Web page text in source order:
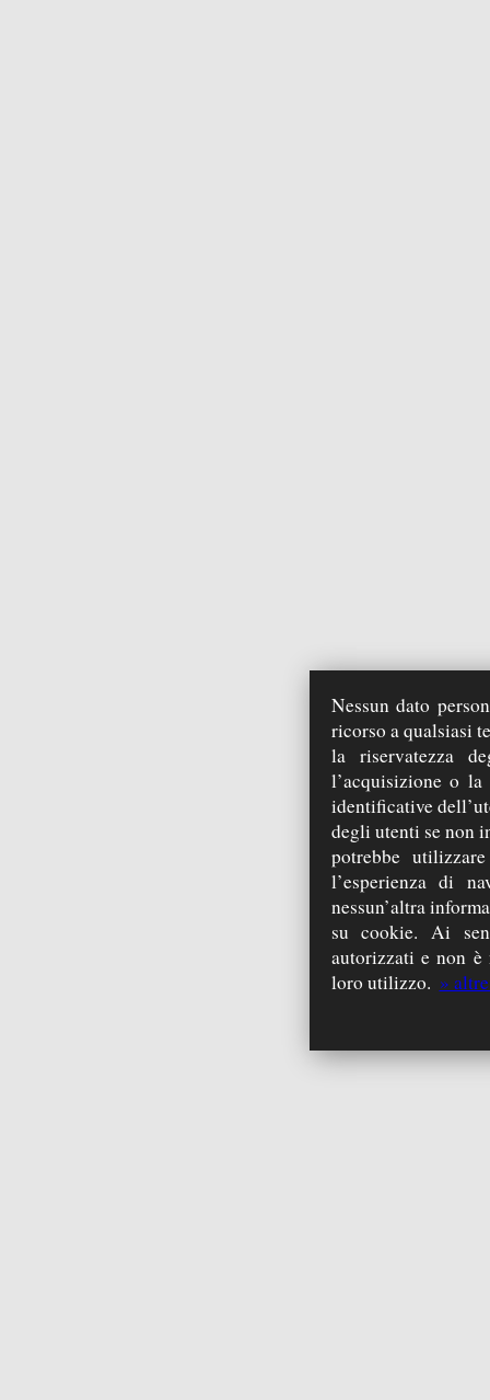
Nessun dato
ricorso a qualsiasi
la riservatezza
l’acquisizione o
identificative
degli utenti se non
potrebbe
l’esperienza di
nessun’altra
su cookie. Ai
autorizzati e non
loro utilizzo. »